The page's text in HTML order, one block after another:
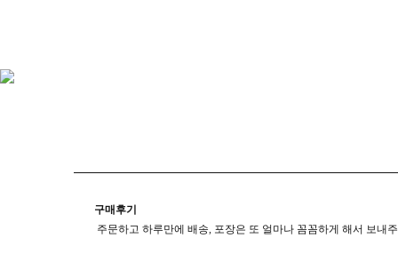
구매후기